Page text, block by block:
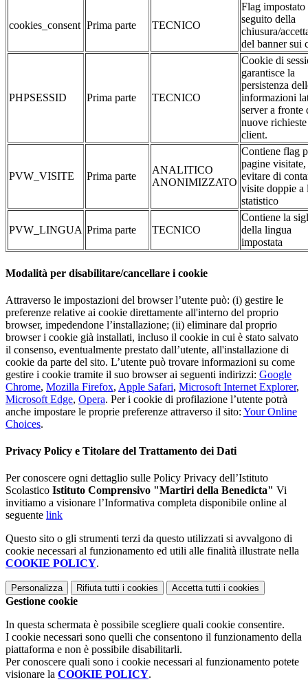
cookies_consent Prima parte TECNICO
Flag impostato
seguito della
chiusura/
del banner sui
PHPSESSID Prima parte TECNICO
Cookie di
garantisce la
persistenza
informazioni
server a fronte
nuove
client.
PVW_VISITE Prima parte
ANALITICO
ANONIMIZZATO
Contiene flag
pagine visitate,
evitare di
visite doppie a
statistico
PVW_LINGUA Prima parte TECNICO
Contiene la
della lingua
impostata
Modalità per disabilitare/cancellare i cookie
Attraverso le impostazioni del browser l’utente può: (i) gestire le
preferenze relative ai cookie direttamente all'interno del proprio
browser, impedendone l’installazione; (ii) eliminare dal proprio
browser i cookie già installati, incluso il cookie in cui è stato salvato
il consenso, eventualmente prestato dall’utente, all'installazione di
cookie da parte del sito. L’utente può trovare informazioni su come
gestire i cookie tramite il suo browser ai seguenti indirizzi: Google
Chrome, Mozilla Firefox, Apple Safari, Microsoft Internet Explorer,
Microsoft Edge, Opera. Per i cookie di profilazione l’utente potrà
anche impostare le proprie preferenze attraverso il sito: Your Online
Choices.
Privacy Policy e Titolare del Trattamento dei Dati
Per conoscere ogni dettaglio sulle Policy Privacy dell’Istituto
Scolastico Istituto Comprensivo "Martiri della Benedicta" Vi
invitiamo a visionare l’Informativa completa disponibile online al
seguente link
Questo sito o gli strumenti terzi da questo utilizzati si avvalgono di
cookie necessari al funzionamento ed utili alle finalità illustrate nella
COOKIE POLICY.
Personalizza Rifiuta tutti i cookies Accetta tutti i cookies
Gestione cookie
In questa schermata è possibile scegliere quali cookie consentire.
I cookie necessari sono quelli che consentono il funzionamento della
piattaforma e non è possibile disabilitarli.
Per conoscere quali sono i cookie necessari al funzionamento potete
visionare la COOKIE POLICY.